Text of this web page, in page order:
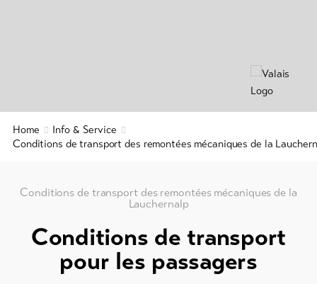
Webcams
Météo
Taxe
de
séjour
d'hôte
Service
sécurité
régional
Home
Info & Service
Conditions de transport des remontées mécaniques de la
Conditions de transport des remontées mécaniques de la
Lauchernalp
Conditions de transport
pour les passagers